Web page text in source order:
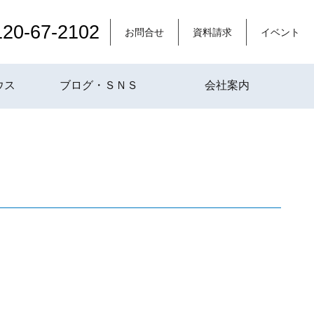
67-2102 お問合せ 資料請求 イベント
ス ブログ・ＳＮＳ 会社案内